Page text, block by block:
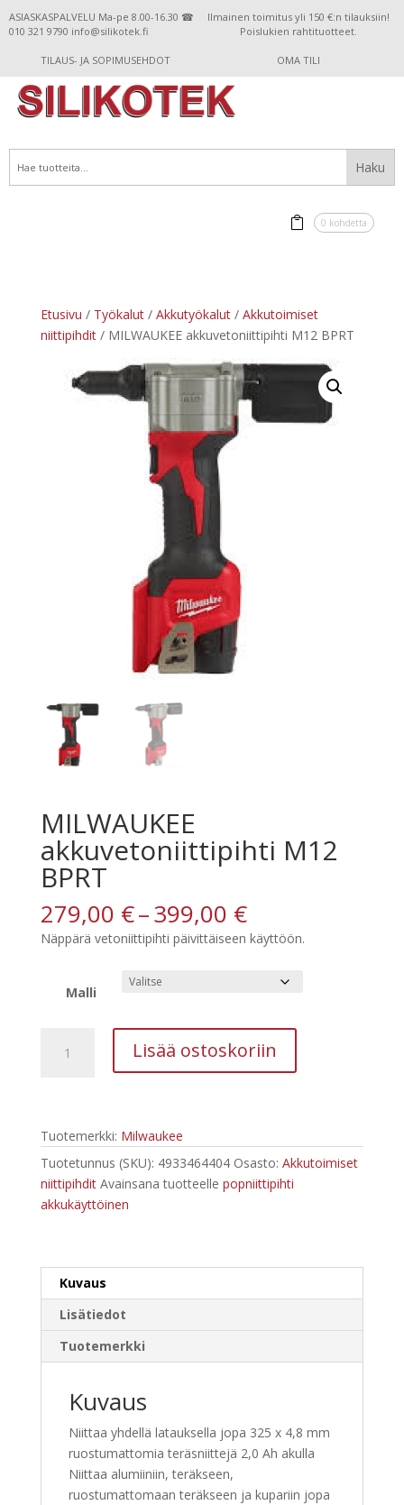
ASIASKASPALVELU Ma-pe 8.00-16.30 ☎
010 321 9790 info@silikotek.fi
Ilmainen toimitus yli 150 €:n tilauksiin!
Poislukien rahtituotteet.
TILAUS- JA SOPIMUSEHDOT OMA TILI
0 kohdetta
Etusivu / Työkalut/ Akkutyökalut/ Akkutoimiset
niittipihdit/ MILWAUKEE akkuvetoniittipihti M12 BPRT
MILWAUKEE
akkuvetoniittipihti M12
BPRT
279,00 €–399,00 €Hintaluokka:
279,00 €
-
399,00 €
Näppärä vetoniittipihti päivittäiseen käyttöön.
Malli
akkuvetoniittipihtiLisää ostoskoriin
Tuotemerkki: Milwaukee
Tuotetunnus (SKU): 4933464404 Osasto: Akkutoimiset
niittipihdit Avainsana tuotteelle popniittipihti
akkukäyttöinen
Kuvaus
Lisätiedot
Tuotemerkki
Kuvaus
Niittaa yhdellä latauksella jopa 325 x 4,8 mm
ruostumattomia teräsniittejä 2,0 Ah akulla
Niittaa alumiiniin, teräkseen,
ruostumattomaan teräkseen ja kupariin jopa